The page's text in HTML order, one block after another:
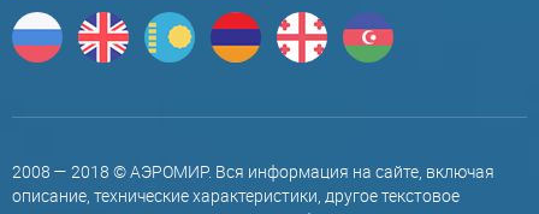
2008 — 2018 © АЭРОМИР. Вся информация на сайте, включая
описание, технические характеристики, другое текстовое